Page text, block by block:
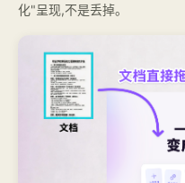
化"呈现,不是丢掉。